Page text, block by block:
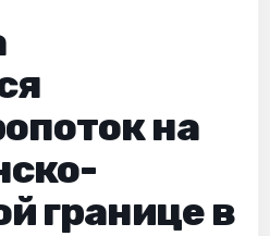
на
границе в